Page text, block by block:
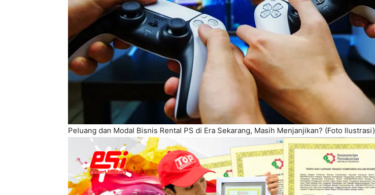
Peluang dan Modal Bisnis Rental PS di Era Sekarang, Masih Menjanjikan? (Foto Ilustrasi)